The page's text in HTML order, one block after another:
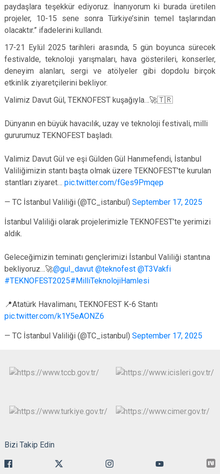
paydaşlara teşekkür ediyoruz. İnanıyorum ki burada üretilen
projeler, 10-15 sene sonra Türkiye’sinin temel taşlarından
olacaktır.” ifadelerini kullandı.
17-21 Eylül 2025 tarihleri arasında, 5 gün boyunca sürecek
festivalde, teknoloji yarışmaları, hava gösterileri, konserler,
deneyim alanları, sergi ve atölyeler gibi dopdolu birçok
etkinlik ziyaretçilerini bekliyor.
Valimiz Davut Gül, TEKNOFEST kuşağıyla…🚀🇹🇷
Dünyanın en büyük havacılık, uzay ve teknoloji festivali, milli
gururumuz TEKNOFEST başladı.
Valimiz Davut Gül ve eşi Gülden Gül Hanımefendi, İstanbul
Valiliğimizin stantı başta olmak üzere TEKNOFEST’te kurulan
stantları ziyaret… pic.twitter.com/fGes9Pmqep
— TC İstanbul Valiliği (@TC_istanbul) September 17, 2025
İstanbul Valiliği olarak projelerimizle TEKNOFEST’te yerimizi
aldık.
Geleceğimizin teminatı gençlerimizi İstanbul Valiliği stantına
bekliyoruz…🚀@gul_davut @teknofest @T3Vakfi
#TEKNOFEST2025#MilliTeknolojiHamlesi
📍Atatürk Havalimanı, TEKNOFEST K-6 Stantı
pic.twitter.com/k1Y5eAONZ6
— TC İstanbul Valiliği (@TC_istanbul) September 17, 2025
Bizi Takip Edin